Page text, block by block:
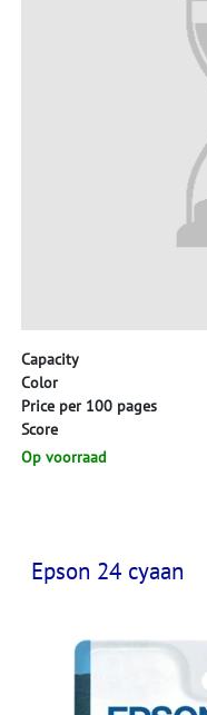
Capacity
Color
Price per 100 pages
Score
Op voorraad
Epson 24 cyaan